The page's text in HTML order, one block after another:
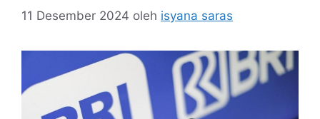
11 Desember 2024 oleh isyana saras